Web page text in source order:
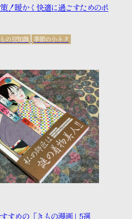
！暖かく快適に過ごすためのポ
の豆知識 季節の小ネタ
すめの「きもの漫画」5選